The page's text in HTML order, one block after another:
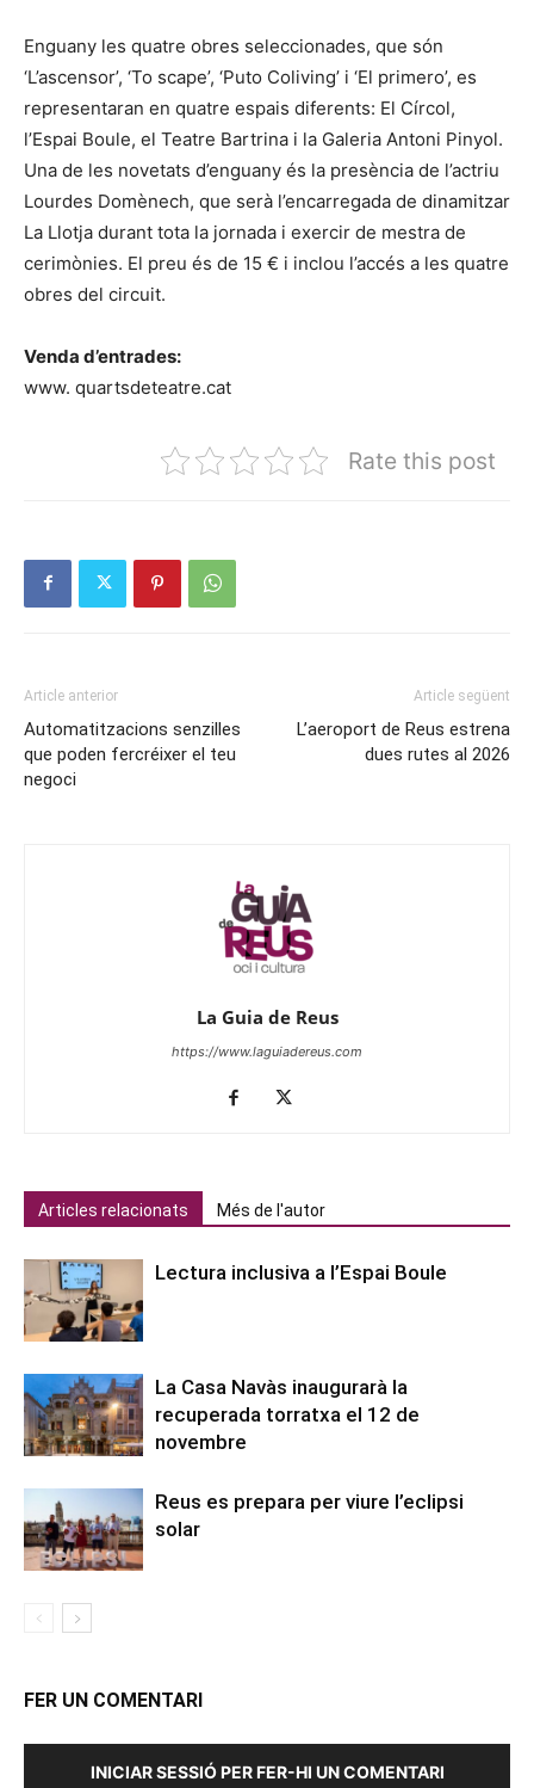
Enguany les quatre obres seleccionades, que són
‘L’ascensor’, ‘To scape’, ‘Puto Coliving’ i ‘El primero’, es
representaran en quatre espais diferents: El Círcol,
l’Espai Boule, el Teatre Bartrina i la Galeria Antoni Pinyol.
Una de les novetats d’enguany és la presència de l’actriu
Lourdes Domènech, que serà l’encarregada de dinamitzar
La Llotja durant tota la jornada i exercir de mestra de
cerimònies. El preu és de 15 € i inclou l’accés a les quatre
obres del circuit.
Venda d’entrades:
www. quartsdeteatre.cat
Rate this post
Article anterior
Automatitzacions senzilles
que poden fercréixer el teu
negoci
Article següent
L’aeroport de Reus estrena
dues rutes al 2026
La Guia de Reus
https://www.laguiadereus.com
Articles relacionats Més de l'autor
Lectura inclusiva a l’Espai Boule
La Casa Navàs inaugurarà la
recuperada torratxa el 12 de
novembre
Reus es prepara per viure l’eclipsi
solar
FER UN COMENTARI
INICIAR SESSIÓ PER FER-HI UN COMENTARI